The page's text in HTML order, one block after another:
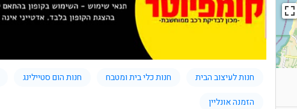
חנות לעיצוב הבית חנות כלי בית ומטבח חנות הום סטיילינג
הזמנה אונליין